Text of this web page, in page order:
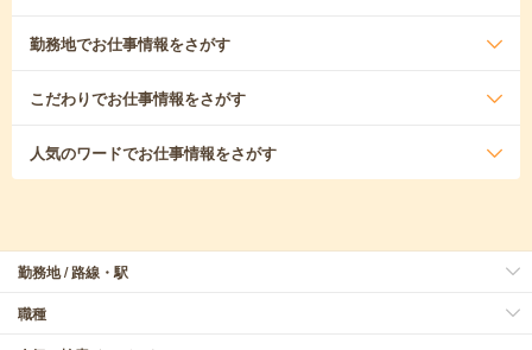
勤務地でお仕事情報をさがす
こだわりでお仕事情報をさがす
人気のワードでお仕事情報をさがす
勤務地 / 路線・駅
職種